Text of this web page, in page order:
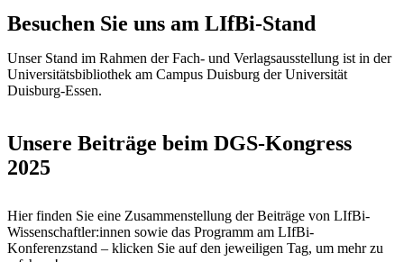
Besuchen Sie uns am LIfBi-Stand
Unser Stand im Rahmen der Fach- und Verlagsausstellung ist in der
Universitätsbibliothek am Campus Duisburg der Universität
Duisburg-Essen.
Unsere Beiträge beim DGS-Kongress
2025
Hier finden Sie eine Zusammenstellung der Beiträge von LIfBi-
Wissenschaftler:innen sowie das Programm am LIfBi-
Konferenzstand – klicken Sie auf den jeweiligen Tag, um mehr zu